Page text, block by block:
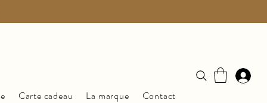
Carte cadeau La marque Contact